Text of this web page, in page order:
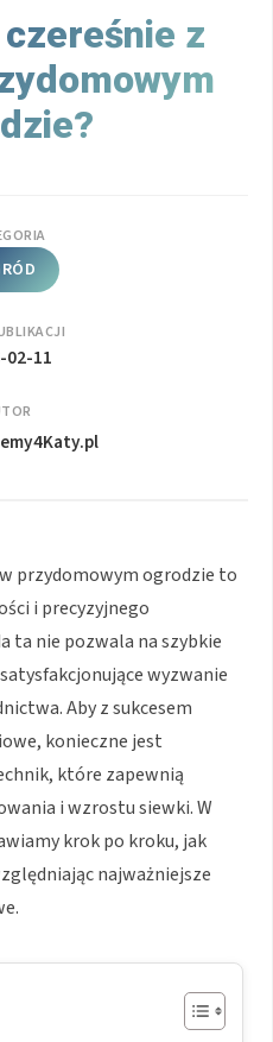
z
02-11
w przydomowym ogrodzie to
i precyzyjnego
ta nie pozwala na szybkie
wyzwanie
Aby z sukcesem
konieczne jest
które zapewnią
i wzrostu siewki. W
krok po kroku, jak
najważniejsze